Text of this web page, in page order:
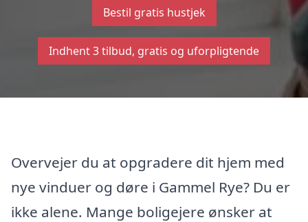
Bestil gratis hustjek
Indhent 3 tilbud, gratis og uforpligtende
Overvejer du at opgradere dit hjem med
nye vinduer og døre i Gammel Rye? Du er
ikke alene. Mange boligejere ønsker at